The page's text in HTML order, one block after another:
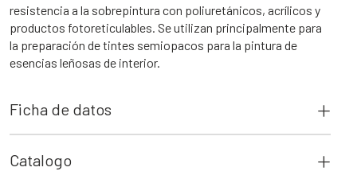
resistencia a la sobrepintura con poliuretánicos, acrílicos y
productos fotoreticulables. Se utilizan principalmente para
la preparación de tintes semiopacos para la pintura de
esencias leñosas de interior.
Ficha de datos
Catalogo